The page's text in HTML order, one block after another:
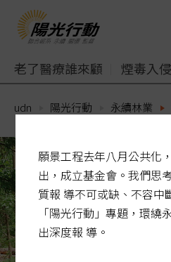
老了醫療誰來顧 煙毒入
udn 陽光行動 永續林業
願景工程去年八月公共化
出，成立基金會。我們思
質報 導不可或缺、不容中
「陽光行動」專題，環繞
出深度報 導。